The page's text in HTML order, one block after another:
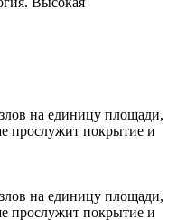
на единицу площади,
прослужит покрытие и
на единицу площади,
прослужит покрытие и